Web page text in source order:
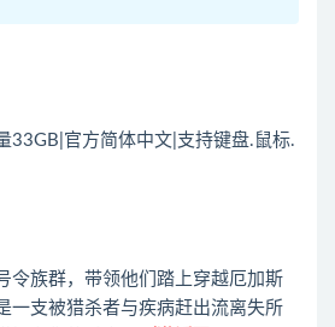
33GB|官方简体中文|支持键盘.鼠标.
令族群，带领他们踏上穿越厄加斯
一支被猎杀者与疾病赶出流离失所